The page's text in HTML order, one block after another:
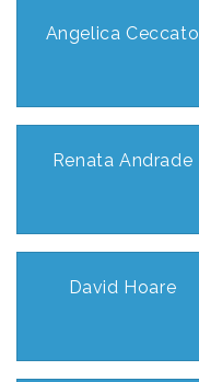
Angelica Ceccato
Renata Andrade
David Hoare